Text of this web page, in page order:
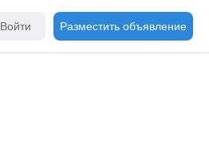
Войти Разместить объявление